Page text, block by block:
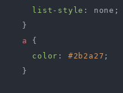
list-style : none;
  }
a {
color : #2b2a27 ;
  }